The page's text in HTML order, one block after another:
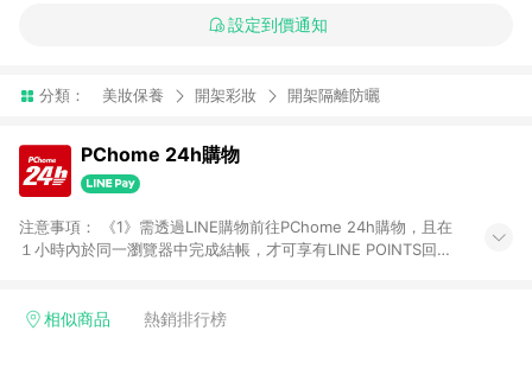
設定到價通知
分類： 美妝保養 開架彩妝 開架隔離防曬
PChome 24h購物
注意事項： 《1》需透過LINE購物前往PChome 24h購物，且在
１小時內於同一瀏覽器中完成結帳，才可享有LINE POINTS回饋
在點數回饋範圍內。 《3》如取消訂單、退貨、購物中登出
相似商品 熱銷排行榜